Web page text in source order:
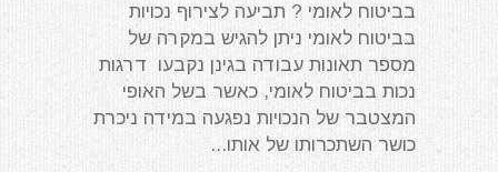
בביטוח לאומי ? תביעה לצירוף נכויות
בביטוח לאומי ניתן להגיש במקרה של
מספר תאונות עבודה בגינן נקבעו דרגות
נכות בביטוח לאומי, כאשר בשל האופי
המצטבר של הנכויות נפגעה במידה ניכרת
כושר השתכרותו של אותו...